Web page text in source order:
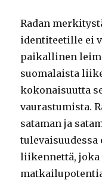
Radan
identiteetille ei
paikallinen
suomalaista
kokonaisuutta
vaurastumista.
sataman ja
liikennettä, joka